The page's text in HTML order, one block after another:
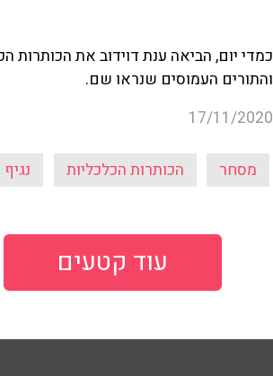
כמדי יום, הביאה ענת דוידוב את הכותרות
והתורים העמוסים שנראו שם.
17/11/2020
מסחר הכותרות הכלכליות
עוד קטעים